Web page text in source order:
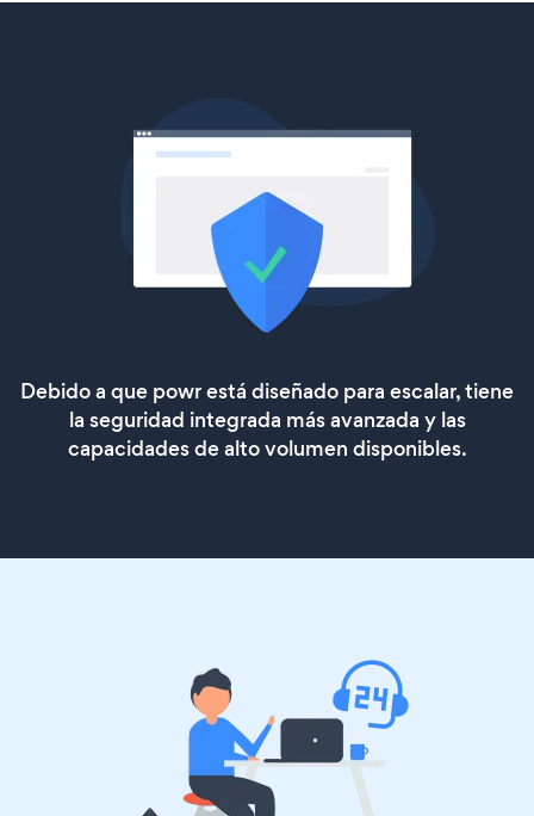
Debido a que powr está diseñado para escalar, tiene
la seguridad integrada más avanzada y las
capacidades de alto volumen disponibles.